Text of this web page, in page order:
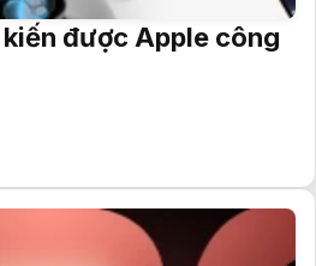
được Apple công